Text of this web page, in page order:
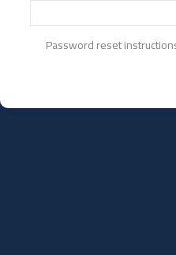
Password reset